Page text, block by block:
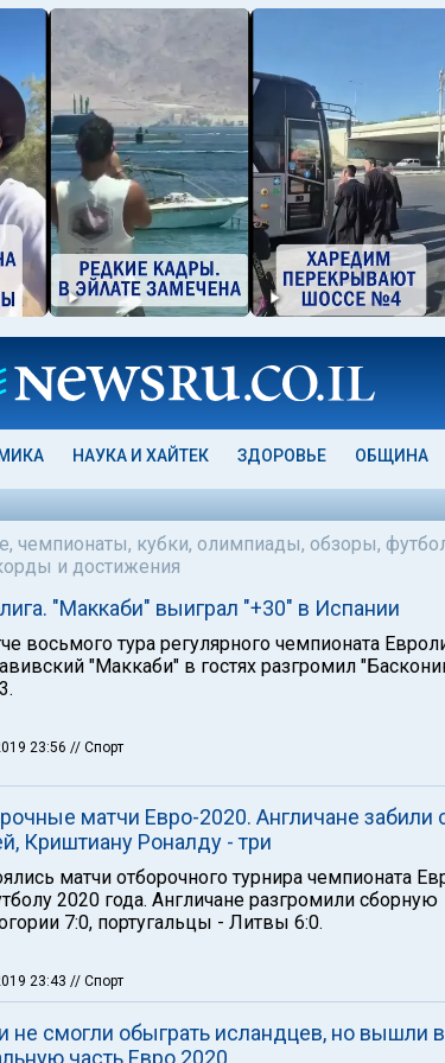
НАУКА И ХАЙТЕК ЗДОРОВЬЕ ОБЩИНА
чемпионаты, кубки, олимпиады, обзоры,
и достижения
"Маккаби" выиграл "+30" в Испании
восьмого тура регулярного чемпионата
"Маккаби" в гостях разгромил
23:56 // Спорт
матчи Евро-2020. Англичане забили
Криштиану Роналду - три
матчи отборочного турнира чемпионата
2020 года. Англичане разгромили сборную
7:0, португальцы - Литвы 6:0.
23:43 // Спорт
не смогли обыграть исландцев, но вышли в
часть Евро 2020